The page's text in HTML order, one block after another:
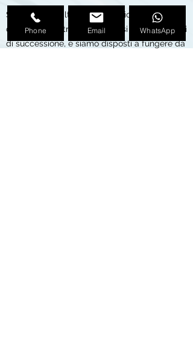
Siamo altresì altamente qualificati anche in
contenziosi patrimoniali, inclusi i procedimenti
di successione, e siamo disposti a fungere da
Phone Email WhatsApp